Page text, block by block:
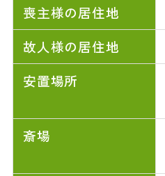
喪主様の居住地
故人様の居住地
安置場所
斎場